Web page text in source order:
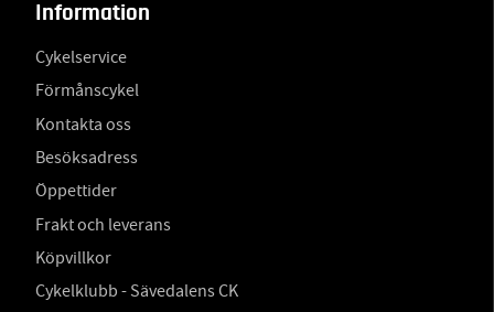
Information
Cykelservice
Förmånscykel
Kontakta oss
Besöksadress
Öppettider
Frakt och leverans
Köpvillkor
Cykelklubb - Sävedalens CK